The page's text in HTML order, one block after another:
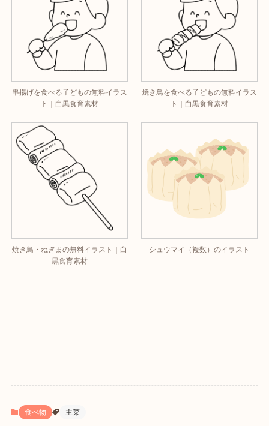
串揚げを食べる子どもの無料イラス
ト｜白黒食育素材
焼き鳥を食べる子どもの無料イラス
ト｜白黒食育素材
焼き鳥・ねぎまの無料イラスト｜白
黒食育素材
シュウマイ（複数）のイラスト
食べ物 主菜